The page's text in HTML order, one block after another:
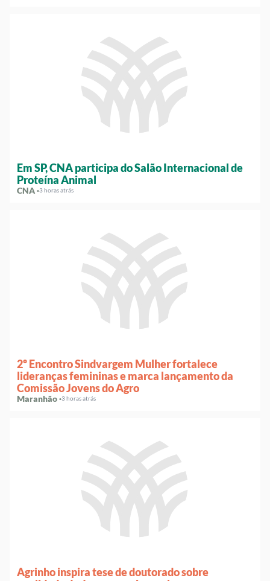
Em SP, CNA participa do Salão Internacional de
Proteína Animal
CNA ·3 horas atrás
2º Encontro Sindvargem Mulher fortalece
lideranças femininas e marca lançamento da
Comissão Jovens do Agro
Maranhão ·3 horas atrás
Agrinho inspira tese de doutorado sobre